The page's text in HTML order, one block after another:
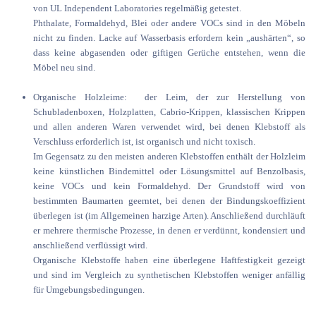
von UL Independent Laboratories regelmäßig getestet.
Phthalate, Formaldehyd, Blei oder andere VOCs sind in den Möbeln
nicht zu finden. Lacke auf Wasserbasis erfordern kein „aushärten“, so
dass keine abgasenden oder giftigen Gerüche entstehen, wenn die
Möbel neu sind.
Organische Holzleime: der Leim, der zur Herstellung von
Schubladenboxen, Holzplatten, Cabrio-Krippen, klassischen Krippen
und allen anderen Waren verwendet wird, bei denen Klebstoff als
Verschluss erforderlich ist, ist organisch und nicht toxisch.
Im Gegensatz zu den meisten anderen Klebstoffen enthält der Holzleim
keine künstlichen Bindemittel oder Lösungsmittel auf Benzolbasis,
keine VOCs und kein Formaldehyd. Der Grundstoff wird von
bestimmten Baumarten geerntet, bei denen der Bindungskoeffizient
überlegen ist (im Allgemeinen harzige Arten). Anschließend durchläuft
er mehrere thermische Prozesse, in denen er verdünnt, kondensiert und
anschließend verflüssigt wird.
Organische Klebstoffe haben eine überlegene Haftfestigkeit gezeigt
und sind im Vergleich zu synthetischen Klebstoffen weniger anfällig
für Umgebungsbedingungen.